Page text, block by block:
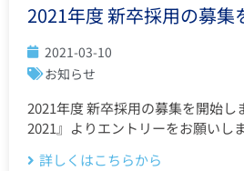
2021年度 新卒採用の募集
2021-03-10
お知らせ
2021年度 新卒採用の募集を開始し
2021』よりエントリーをお願いし
詳しくはこちらから